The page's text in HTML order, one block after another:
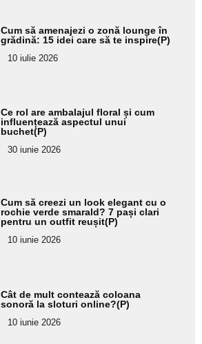
Cum să amenajezi o zonă lounge în
grădină: 15 idei care să te inspire(P)
10 iulie 2026
Ce rol are ambalajul floral și cum
influențează aspectul unui
buchet(P)
30 iunie 2026
Cum să creezi un look elegant cu o
rochie verde smarald? 7 pași clari
pentru un outfit reușit(P)
10 iunie 2026
Cât de mult contează coloana
sonoră la sloturi online?(P)
10 iunie 2026